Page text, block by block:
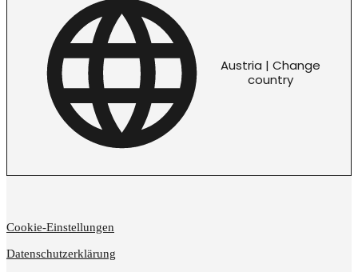
Austria | Change
country
Cookie-Einstellungen
Datenschutzerklärung